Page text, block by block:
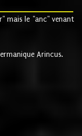
mais le "anc" venant
Arincus.